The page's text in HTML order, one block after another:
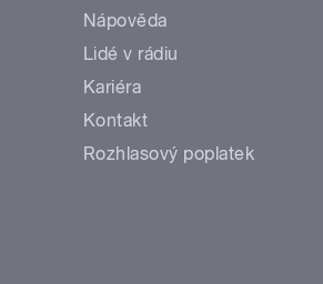
Nápověda
Lidé v rádiu
Kariéra
Kontakt
Rozhlasový poplatek